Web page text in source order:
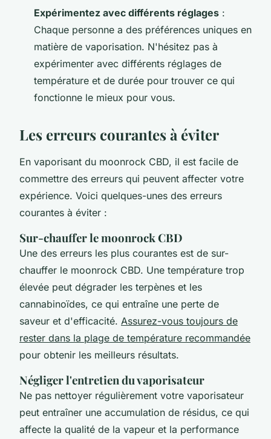
Expérimentez avec différents réglages :
Chaque personne a des préférences uniques en
matière de vaporisation. N'hésitez pas à
expérimenter avec différents réglages de
température et de durée pour trouver ce qui
fonctionne le mieux pour vous.
Les erreurs courantes à éviter
En vaporisant du moonrock CBD, il est facile de
commettre des erreurs qui peuvent affecter votre
expérience. Voici quelques-unes des erreurs
courantes à éviter :
Sur-chauffer le moonrock CBD
Une des erreurs les plus courantes est de sur-
chauffer le moonrock CBD. Une température trop
élevée peut dégrader les terpènes et les
cannabinoïdes, ce qui entraîne une perte de
saveur et d'efficacité. Assurez-vous toujours de
rester dans la plage de température recommandée
pour obtenir les meilleurs résultats.
Négliger l'entretien du vaporisateur
Ne pas nettoyer régulièrement votre vaporisateur
peut entraîner une accumulation de résidus, ce qui
affecte la qualité de la vapeur et la performance